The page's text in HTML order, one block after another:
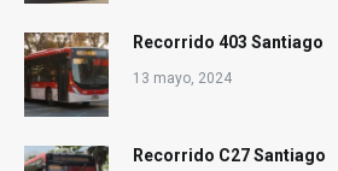
Recorrido 403 Santiago
13 mayo, 2024
Recorrido C27 Santiago